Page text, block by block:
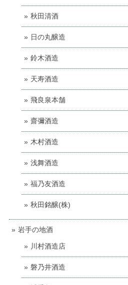
秋田清酒
日の丸醸造
鈴木酒造
天寿酒造
飛良泉本舗
齋彌酒造
木村酒造
浅舞酒造
福乃友酒造
秋田銘醸(株)
岩手の地酒
川村酒造店
磐乃井酒造